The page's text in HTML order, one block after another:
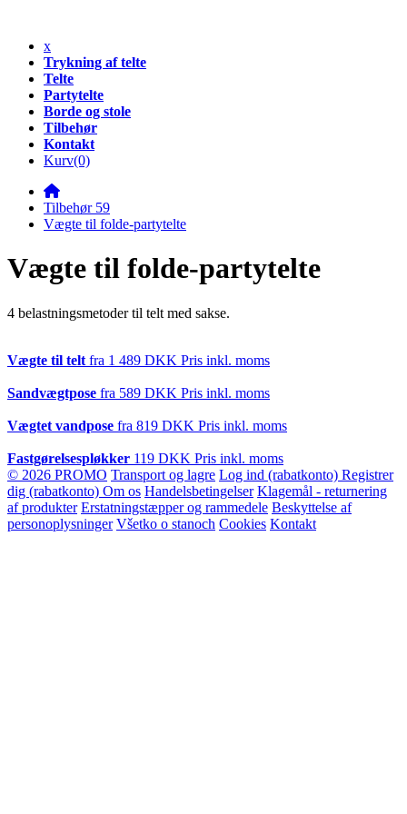
x
Trykning af telte
Telte
Partytelte
Borde og stole
Tilbehør
Kontakt
Kurv(0)
Tilbehør 59
Vægte til folde-partytelte
Vægte til folde-partytelte
4 belastningsmetoder til telt med sakse.
Vægte til telt fra 1 489 DKK Pris inkl. moms
Sandvægtpose fra 589 DKK Pris inkl. moms
Vægtet vandpose fra 819 DKK Pris inkl. moms
Fastgørelsespløkker 119 DKK Pris inkl. moms
© 2026 PROMO Transport og lagre Log ind (rabatkonto) Registrer
dig (rabatkonto) Om os Handelsbetingelser Klagemål - returnering
af produkter Erstatningstæpper og rammedele Beskyttelse af
personoplysninger Všetko o stanoch Cookies Kontakt